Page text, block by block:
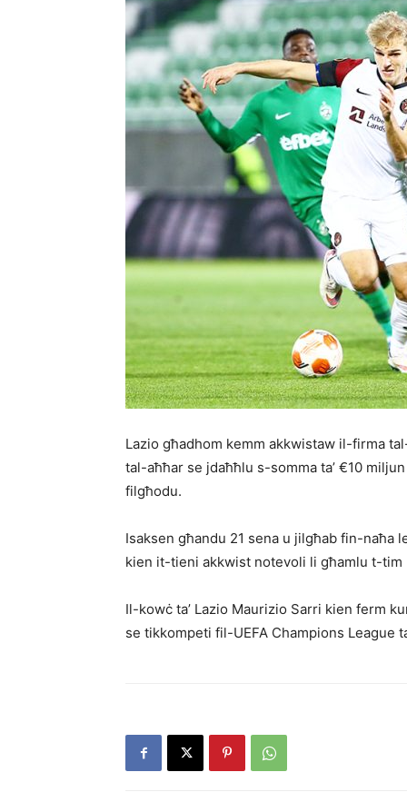
Lazio għadhom kemm akkwistaw il-firma
tal-aħħar se jdaħħlu s-somma ta’ €10
filgħodu.
Isaksen għandu 21 sena u jilgħab fin-
kien it-tieni akkwist notevoli li għamlu t-tim
Il-kowċ ta’ Lazio Maurizio Sarri kien ferm
se tikkompeti fil-UEFA Champions League